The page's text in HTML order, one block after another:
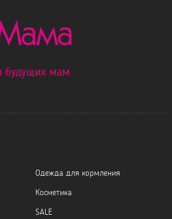
будущих мам
Одежда для кормления
Косметика
SALE